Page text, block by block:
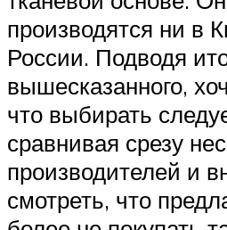
производятся ни в
России. Подводя
вышесказанного,
что выбирать
сравнивая срезу
производителей и
смотреть, что